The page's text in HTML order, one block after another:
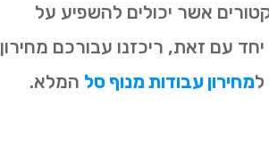
אשר יכולים להשפיע על
עם זאת, ריכזנו עבורכם מחירון
למחירון עבודות מנוף סל המלא.